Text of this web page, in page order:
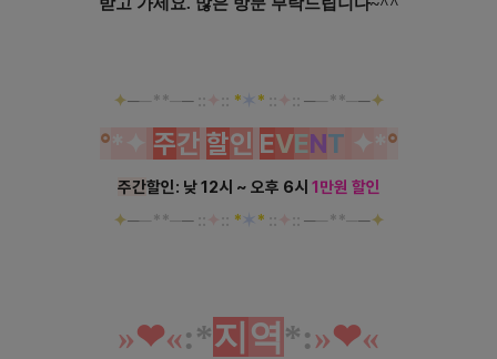
받고 가세요. 많은 방문 부탁드립니다~^^
✦──**── :: :: *✶ * :: :: ──**──✦
° 주간 할인 EVENT ✦ °
주간할인: 낮 12시 ~ 오후 6시 1만원 할인
✦──**── :: :: *✶ * :: :: ──**──✦
»❤︎«:*지 역 *:»❤︎«